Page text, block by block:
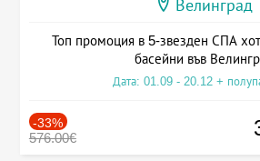
Велинград
Топ промоция в 5-звезден СПА
басейни във
Дата: 01.09 - 20.12 +
-33%
576.00€